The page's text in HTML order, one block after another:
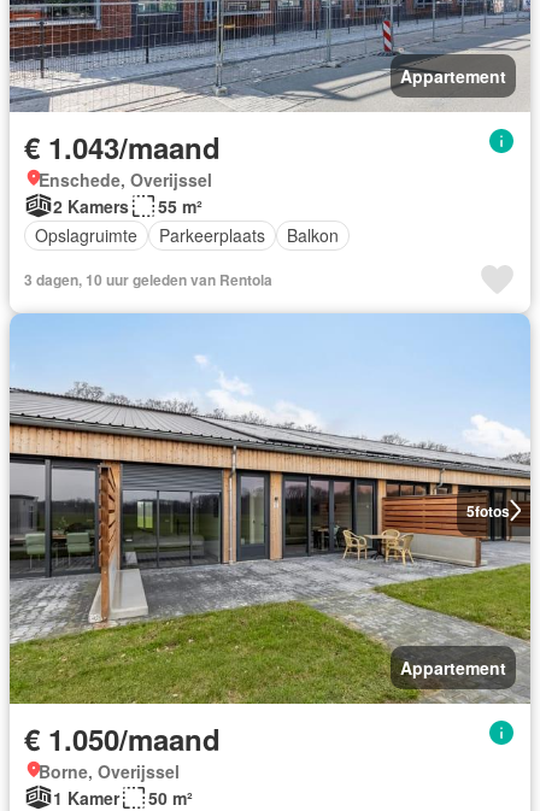
Appartement
€ 1.043/maand
Enschede, Overijssel
2 Kamers
55 m²
Opslagruimte
Parkeerplaats Balkon
3 dagen, 10 uur geleden van Rentola
5fotos
Appartement
€ 1.050/maand
Borne, Overijssel
1 Kamer
50 m²